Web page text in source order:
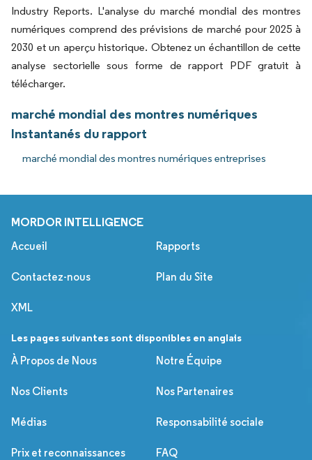
Industry Reports. L'analyse du marché mondial des montres
numériques comprend des prévisions de marché pour 2025 à
2030 et un aperçu historique. Obtenez un échantillon de cette
analyse sectorielle sous forme de rapport PDF gratuit à
télécharger.
marché mondial des montres numériques
Instantanés du rapport
marché mondial des montres numériques entreprises
MORDOR INTELLIGENCE
Accueil Rapports
Contactez-nous Plan du Site
XML
Les pages suivantes sont disponibles en anglais
À Propos de Nous
Notre Équipe
Nos Clients Nos Partenaires
Médias Responsabilité sociale
Prix et reconnaissances FAQ